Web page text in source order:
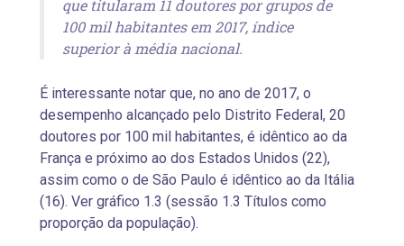
que titularam 11 doutores por grupos de
100 mil habitantes em 2017, índice
superior à média nacional.
É interessante notar que, no ano de 2017, o
desempenho alcançado pelo Distrito Federal, 20
doutores por 100 mil habitantes, é idêntico ao da
França e próximo ao dos Estados Unidos (22),
assim como o de São Paulo é idêntico ao da Itália
(16). Ver gráfico 1.3 (sessão 1.3 Títulos como
proporção da população).